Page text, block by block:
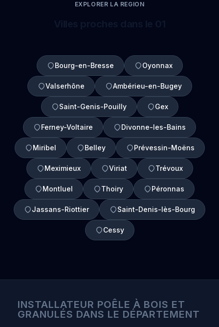
EXPLORER LA REGION
Bourg-en-Bresse Oyonnax
Valserhône Ambérieu-en-Bugey
Saint-Genis-Pouilly Gex
Ferney-Voltaire Divonne-les-Bains
Miribel Belley Prévessin-Moëns
Meximieux Viriat Trévoux
Montluel Thoiry Péronnas
Jassans-Riottier Saint-Denis-lès-Bourg
Cessy
INSTALLATEUR POÊLE À BOIS ET
GRANULÉS DANS LE DÉPARTEMENT